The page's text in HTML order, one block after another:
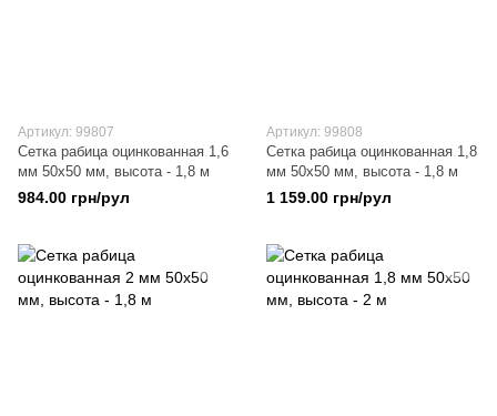
Артикул: 99807
Сетка рабица оцинкованная 1,6
мм 50х50 мм, высота - 1,8 м
984.00 грн/рул
Артикул: 99808
Сетка рабица оцинкованная 1,8
мм 50х50 мм, высота - 1,8 м
1 159.00 грн/рул